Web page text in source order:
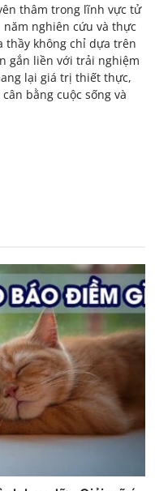
thâm trong lĩnh vực tử
nghiên cứu và thực
thầy không chỉ dựa trên
gắn liền với trải nghiệm
lại giá trị thiết thực,
bằng cuộc sống và